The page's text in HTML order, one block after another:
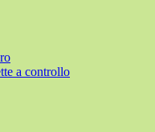
a controllo